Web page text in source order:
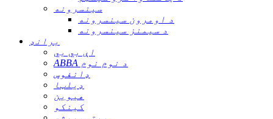
سینسرونه
د اومرون سینسرونه
د سیمنز سینسرونه
برانډ
اې بي بي
ABBA د نوم نوم
ډانفوس
ډیلټا
هیوین
کینکو